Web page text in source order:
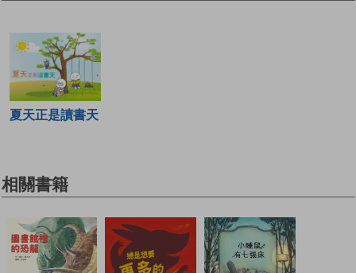
夏天正是讀書天
相關書籍